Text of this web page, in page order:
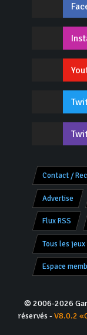
Contact /
Advertise
Flux RSS
Tous les jeux
Espace
© 2006-2026
réservés -V8.0.2